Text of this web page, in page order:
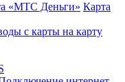
«МТС Деньги» Карта
с карты на карту